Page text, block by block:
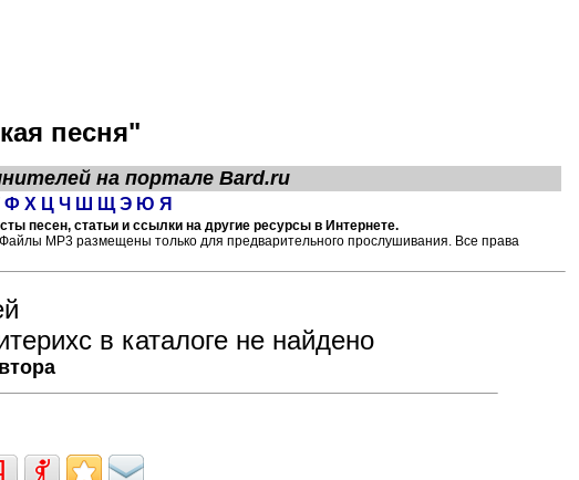
песня"
на портале Bard.ru
Ф Х Ц Ч Ш Щ Э Ю Я
песен, статьи и ссылки на другие ресурсы в Интернете.
МР3 размещены только для предварительного прослушивания. Все права
в каталоге не найдено